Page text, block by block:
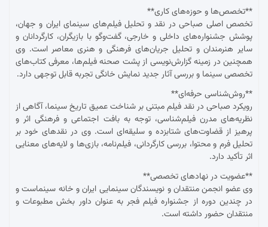
**تخصص‌ها و حوزه‌های کاری**
تخصص اصلی صباحی در نقد و تحلیل فیلم‌های سینمای ایران و جهان،
پوشش جشنواره‌های داخلی و خارجی، گفت‌وگو با بازیگران، کارگردانان و
سایر هنرمندان و تحلیل جریان‌های فرهنگی و هنری معاصر است. وی
همچنین در زمینه گزارش‌نویسی از پشت صحنه فیلم‌ها، معرفی کتاب‌های
تخصصی سینما و بررسی آثار جدید نمایش خانگی تجربه قابل توجهی دارد.
**روش‌شناسی حرفه‌ای**
رویکرد صباحی در نقد فیلم مبتنی بر شناخت عمیق تاریخ سینما، آگاهی از
نظریه‌های مدرن فیلم‌شناسی، توجه به بافت اجتماعی و فرهنگی اثر و
پرهیز از قضاوت‌های شتابزده و سلیقه‌ای است. وی در نقدهای خود بر
تحلیل فرم و محتوا، بررسی کارگردانی، فیلم‌نامه، بازی‌ها و لایه‌های معنایی
اثر تأکید دارد.
**عضویت در نهادهای تخصصی**
وی عضو انجمن منتقدان و نویسندگان سینمایی ایران و خانه سینماست و
در چندین دوره از جشنواره فیلم فجر به عنوان داور بخش مطبوعات و
منتقدان حضور داشته است.